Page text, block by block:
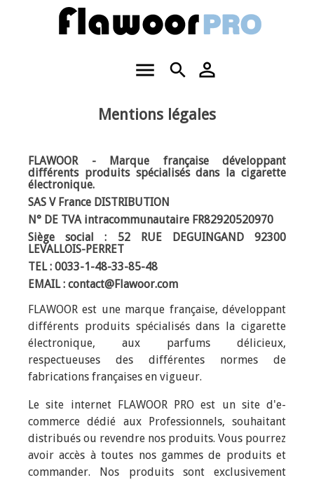
person_outline
search
menu
Mentions légales
FLAWOOR - Marque française développant
différents produits spécialisés dans la cigarette
électronique.
SAS V France DISTRIBUTION
N° DE TVA intracommunautaire FR82920520970
Siège social : 52 RUE DEGUINGAND 92300
LEVALLOIS-PERRET
TEL : 0033-1-48-33-85-48
EMAIL : contact@Flawoor.com
FLAWOOR est une marque française, développant
différents produits spécialisés dans la cigarette
électronique, aux parfums délicieux,
respectueuses des différentes normes de
fabrications françaises en vigueur.
Le site internet FLAWOOR PRO est un site d'e-
commerce dédié aux Professionnels, souhaitant
distribués ou revendre nos produits. Vous pourrez
avoir accès à toutes nos gammes de produits et
commander. Nos produits sont exclusivement